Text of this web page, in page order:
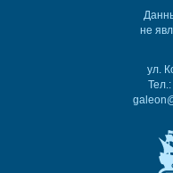
не
ул.